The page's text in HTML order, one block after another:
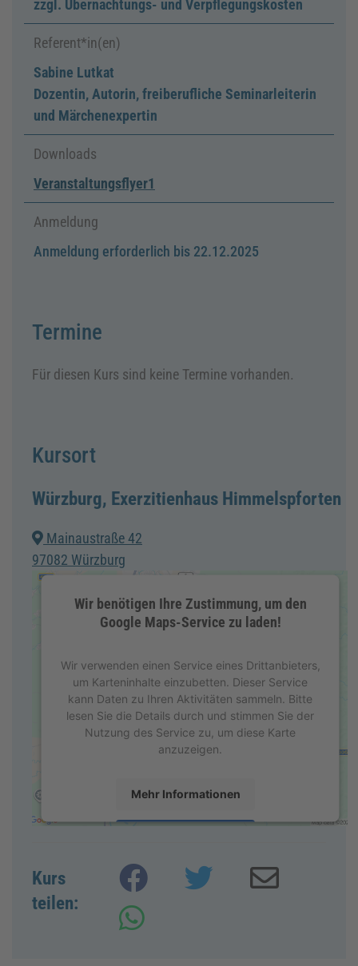
zzgl. Übernachtungs- und Verpflegungskosten
Referent*in(en)
Sabine Lutkat
Dozentin, Autorin, freiberufliche Seminarleiterin
und Märchenexpertin
Downloads
Veranstaltungsflyer1
Anmeldung
Anmeldung erforderlich bis 22.12.2025
Termine
Für diesen Kurs sind keine Termine vorhanden.
Kursort
Würzburg, Exerzitienhaus Himmelspforten
Mainaustraße 42
97082 Würzburg
Wir benötigen Ihre Zustimmung, um den
Google Maps-Service zu laden!
Wir verwenden einen Service eines Drittanbieters,
um Karteninhalte einzubetten. Dieser Service
kann Daten zu Ihren Aktivitäten sammeln. Bitte
lesen Sie die Details durch und stimmen Sie der
Nutzung des Service zu, um diese Karte
anzuzeigen.
Mehr Informationen
powered byUsercentrics Consent Management
Platform
& eRecht24
Kurs
teilen: